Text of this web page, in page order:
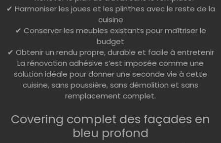
✔ Harmoniser les joues et les plinthes avec le reste de la
cuisine
✔ Conserver les meubles existants pour maîtriser le
budget
✔ Obtenir un rendu propre, durable et facile à entretenir
La rénovation adhésive s’est imposée comme une
solution idéale pour donner une seconde vie à cette
cuisine, sans poussière, sans démolition et sans
remplacement complet.
Covering complet des façades en
bleu profond